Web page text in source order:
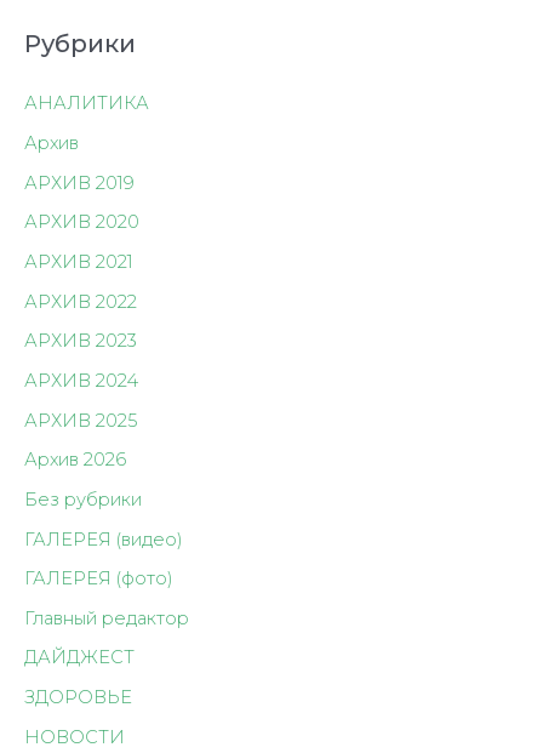
Рубрики
АНАЛИТИКА
Архив
АРХИВ 2019
АРХИВ 2020
АРХИВ 2021
АРХИВ 2022
АРХИВ 2023
АРХИВ 2024
АРХИВ 2025
Архив 2026
Без рубрики
ГАЛЕРЕЯ (видео)
ГАЛЕРЕЯ (фото)
Главный редактор
ДАЙДЖЕСТ
ЗДОРОВЬЕ
НОВОСТИ